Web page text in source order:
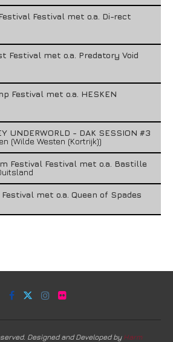
Festival met o.a. Di-rect
Festival met o.a. Predatory Void
Festival met o.a. HESKEN
UNDERWORLD - DAK SESSION #3
(Wilde Westen (Kortrijk))
Festival Festival met o.a. Bastille
met o.a. Queen of Spades
Designed and Developed by Harm